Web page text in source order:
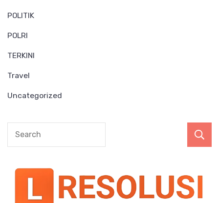
POLITIK
POLRI
TERKINI
Travel
Uncategorized